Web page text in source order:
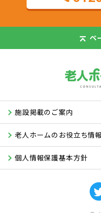
ペ
施設掲載のご案内
老人ホームのお役立ち情報
個人情報保護基本方針